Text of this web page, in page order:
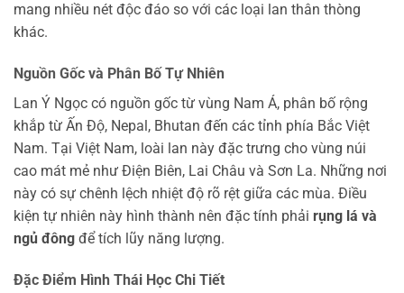
mang nhiều nét độc đáo so với các loại lan thân thòng
khác.
Nguồn Gốc và Phân Bố Tự Nhiên
Lan Ý Ngọc có nguồn gốc từ vùng Nam Á, phân bố rộng
khắp từ Ấn Độ, Nepal, Bhutan đến các tỉnh phía Bắc Việt
Nam. Tại Việt Nam, loài lan này đặc trưng cho vùng núi
cao mát mẻ như Điện Biên, Lai Châu và Sơn La. Những nơi
này có sự chênh lệch nhiệt độ rõ rệt giữa các mùa. Điều
kiện tự nhiên này hình thành nên đặc tính phải rụng lá và
ngủ đông để tích lũy năng lượng.
Đặc Điểm Hình Thái Học Chi Tiết